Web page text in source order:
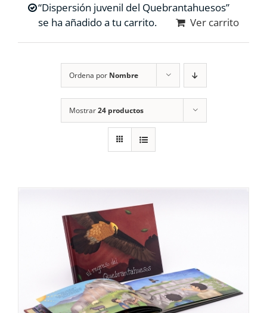
COLABORA
“Dispersión juvenil del Quebrantahuesos”
se ha añadido a tu carrito.
Ver carrito
Ordena por Nombre
Mostrar24 productos